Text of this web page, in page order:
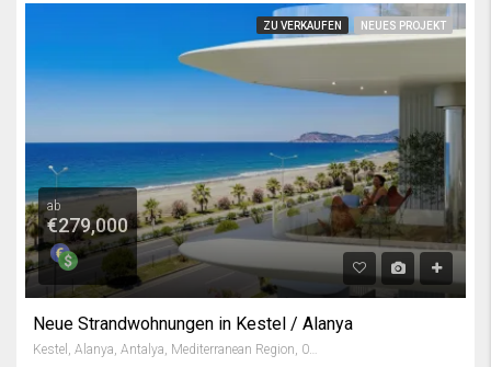
ZU VERKAUFEN NEUES PROJEKT
ab
€279,000
Neue Strandwohnungen in Kestel / Alanya
Kestel, Alanya, Antalya, Mediterranean Region, 07425, Turkey